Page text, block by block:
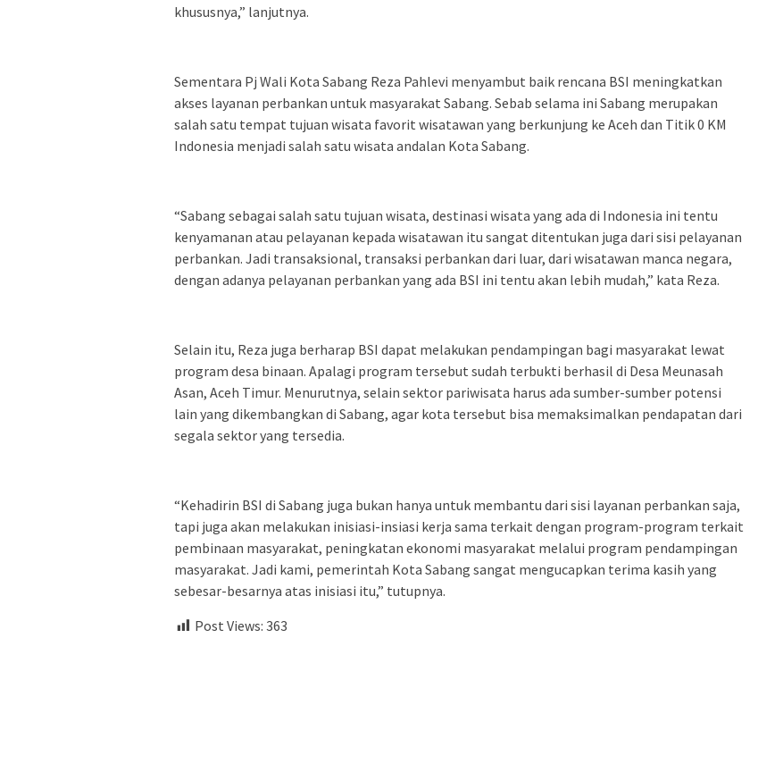
khususnya,” lanjutnya.
Sementara Pj Wali Kota Sabang Reza Pahlevi menyambut baik rencana BSI meningkatkan
akses layanan perbankan untuk masyarakat Sabang. Sebab selama ini Sabang merupakan
salah satu tempat tujuan wisata favorit wisatawan yang berkunjung ke Aceh dan Titik 0 KM
Indonesia menjadi salah satu wisata andalan Kota Sabang.
“Sabang sebagai salah satu tujuan wisata, destinasi wisata yang ada di Indonesia ini tentu
kenyamanan atau pelayanan kepada wisatawan itu sangat ditentukan juga dari sisi pelayanan
perbankan. Jadi transaksional, transaksi perbankan dari luar, dari wisatawan manca negara,
dengan adanya pelayanan perbankan yang ada BSI ini tentu akan lebih mudah,” kata Reza.
Selain itu, Reza juga berharap BSI dapat melakukan pendampingan bagi masyarakat lewat
program desa binaan. Apalagi program tersebut sudah terbukti berhasil di Desa Meunasah
Asan, Aceh Timur. Menurutnya, selain sektor pariwisata harus ada sumber-sumber potensi
lain yang dikembangkan di Sabang, agar kota tersebut bisa memaksimalkan pendapatan dari
segala sektor yang tersedia.
“Kehadirin BSI di Sabang juga bukan hanya untuk membantu dari sisi layanan perbankan saja,
tapi juga akan melakukan inisiasi-insiasi kerja sama terkait dengan program-program terkait
pembinaan masyarakat, peningkatan ekonomi masyarakat melalui program pendampingan
masyarakat. Jadi kami, pemerintah Kota Sabang sangat mengucapkan terima kasih yang
sebesar-besarnya atas inisiasi itu,” tutupnya.
Post Views: 363